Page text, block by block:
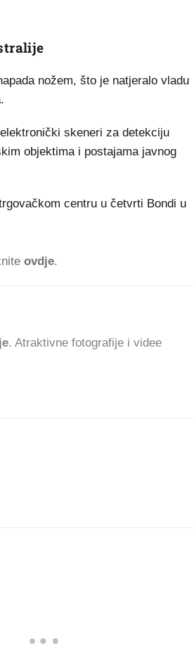
nožem, što je natjeralo vladu
skeneri za detekciju
objektima i postajama javnog
centru u četvrti Bondi u
ovdje.
. Atraktivne fotografije i videe